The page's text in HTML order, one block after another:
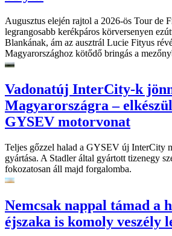
Augusztus elején rajtol a 2026-ös Tour de
legrangosabb kerékpáros körversenyen
Blankának, ám az ausztrál Lucie Fityus
Magyarországhoz kötődő bringás a
Vadonatúj InterCity-k
Magyarországra –
GYSEV motorvonat
Teljes gőzzel halad a GYSEV új InterCity
gyártása. A Stadler által gyártott tizenegy
fokozatosan áll majd forgalomba.
Nemcsak nappal támad a
éjszaka is komoly veszély